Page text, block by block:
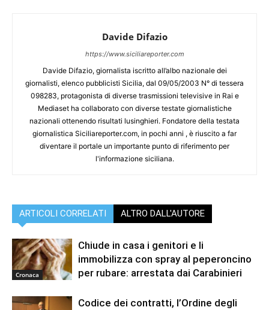
Davide Difazio
https://www.siciliareporter.com
Davide Difazio, giornalista iscritto all’albo nazionale dei
giornalisti, elenco pubblicisti Sicilia, dal 09/05/2003 N° di tessera
098283, protagonista di diverse trasmissioni televisive in Rai e
Mediaset ha collaborato con diverse testate giornalistiche
nazionali ottenendo risultati lusinghieri. Fondatore della testata
giornalistica Siciliareporter.com, in pochi anni , è riuscito a far
diventare il portale un importante punto di riferimento per
l'informazione siciliana.
ARTICOLI CORRELATI ALTRO DALL'AUTORE
Cronaca
Chiude in casa i genitori e li
immobilizza con spray al peperoncino
per rubare: arrestata dai Carabinieri
Codice dei contratti, l’Ordine degli